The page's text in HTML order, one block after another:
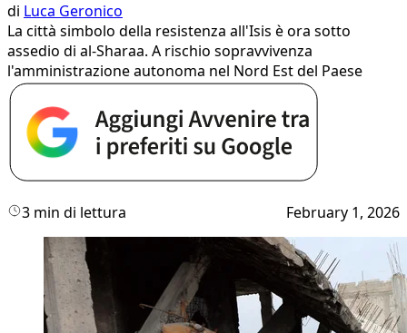
di Luca Geronico
La città simbolo della resistenza all'Isis è ora sotto
assedio di al-Sharaa. A rischio sopravvivenza
l'amministrazione autonoma nel Nord Est del Paese
3 min di lettura February 1, 2026